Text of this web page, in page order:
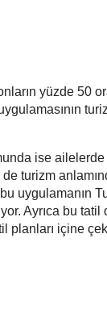
yüzde 50
ise ailelerde
de turizm
uygulamanın
Ayrıca bu tatil
planları içine